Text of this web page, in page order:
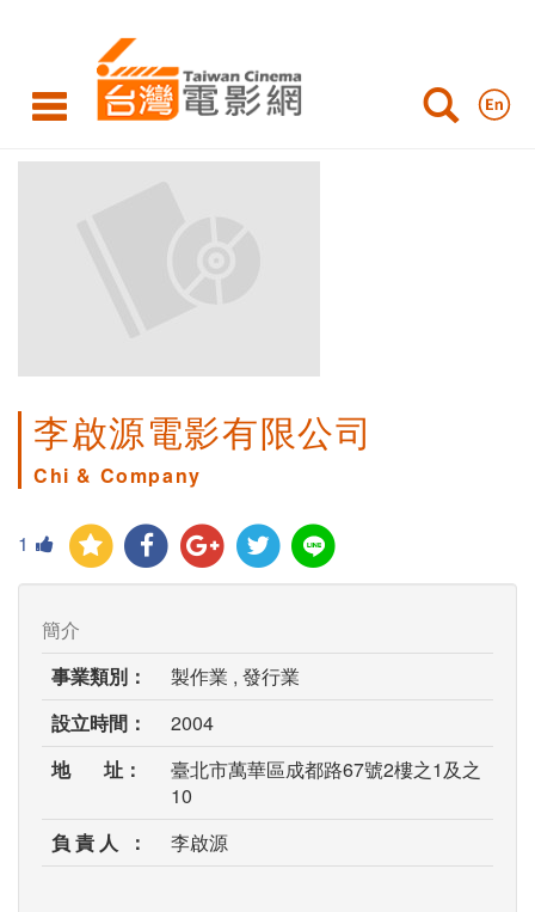
李啟源電影有限公司
Chi & Company
1
簡介
事業類別：
製作業 , 發行業
設立時間：
2004
地 址：
臺北市萬華區成都路67號2樓之1及之
10
負 責 人 ：
李啟源